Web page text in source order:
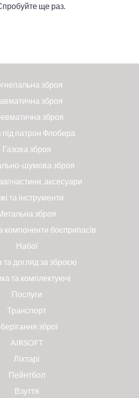
ще раз.
зброя
зброя
зброя
патрон Флобера
Газова зброя
шумова зброя
аксесуари
та інструменти
зброя
компоненти боєприпасів
Набої
та догляд за зброєю
та комплектуючі
Послуги
Транспорт
зброї
AIRSOFT
Ліхтарі
Пейнтбол
Взуття